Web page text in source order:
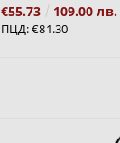
€55.73 109.00 лв.
ПЦД:€81.30